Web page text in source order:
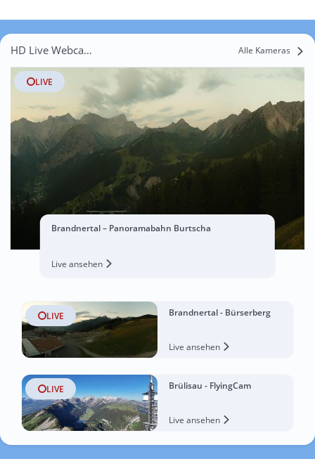
HD Live Webcams Erbi Alle Kameras
LIVE
Brandnertal – Panoramabahn Burtscha
Live ansehen
LIVE Brandnertal - Bürserberg
Live ansehen
LIVE Brülisau - FlyingCam
Live ansehen